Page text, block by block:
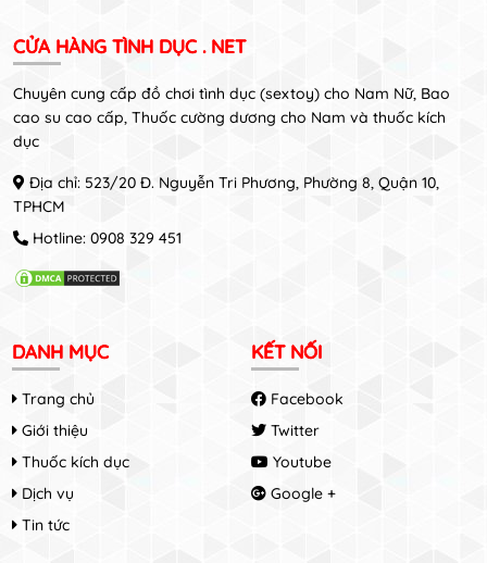
CỬA HÀNG TÌNH DỤC . NET
Chuyên cung cấp đồ chơi tình dục (sextoy) cho Nam Nữ, Bao
cao su cao cấp, Thuốc cường dương cho Nam và thuốc kích
dục
Địa chỉ: 523/20 Đ. Nguyễn Tri Phương, Phường 8, Quận 10,
TPHCM
Hotline: 0908 329 451
DANH MỤC
Trang chủ
Giới thiệu
Thuốc kích dục
Dịch vụ
Tin tức
KẾT NỐI
Facebook
Twitter
Youtube
Google +